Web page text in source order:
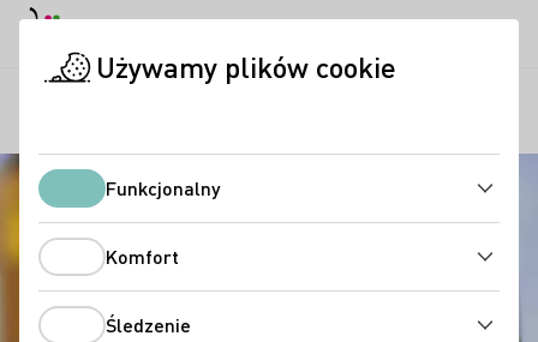
Używamy plików cookie
Funkcjonalny
Komfort
Śledzenie